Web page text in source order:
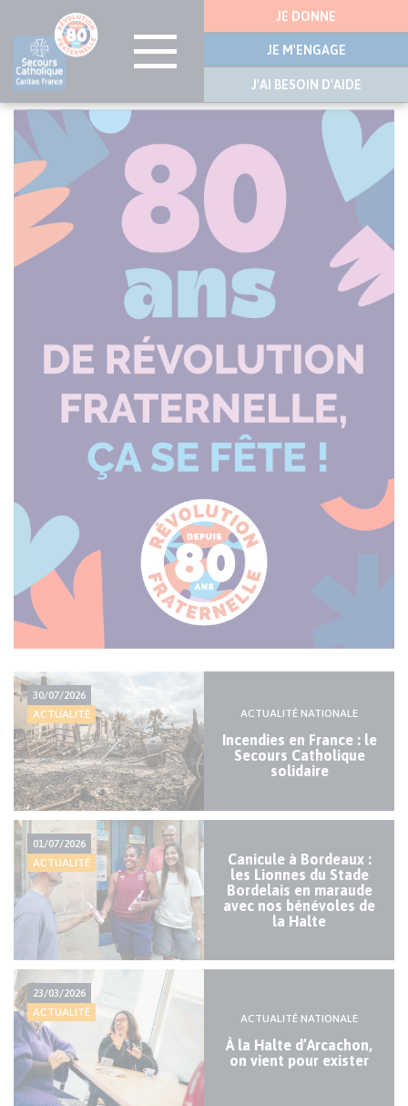
Aller
principal
latérale
JE DONNE
JE M'ENGAGE
J'AI BESOIN D'AIDE
Actualité
majeure
30/07/2026
ACTUALITÉ
ACTUALITÉ NATIONALE
Incendies en France : le
Secours Catholique
solidaire
Actualités
mineures
01/07/2026
ACTUALITÉ
Canicule à Bordeaux :
les Lionnes du Stade
Bordelais en maraude
avec nos bénévoles de
la Halte
23/03/2026
ACTUALITÉ
ACTUALITÉ NATIONALE
À la Halte d’Arcachon,
on vient pour exister